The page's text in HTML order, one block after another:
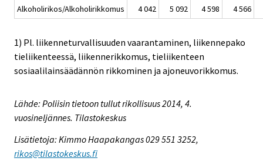
Alkoholirikos/Alkoholirikkomus
4 042 5 092 4 598 4 566
1) Pl. liikenneturvallisuuden vaarantaminen, liikennepako
tieliikenteessä, liikennerikkomus, tieliikenteen
sosiaalilainsäädännön rikkominen ja ajoneuvorikkomus.
Lähde: Poliisin tietoon tullut rikollisuus 2014, 4.
vuosineljännes. Tilastokeskus
Lisätietoja: Kimmo Haapakangas 029 551 3252,
rikos@tilastokeskus.fi